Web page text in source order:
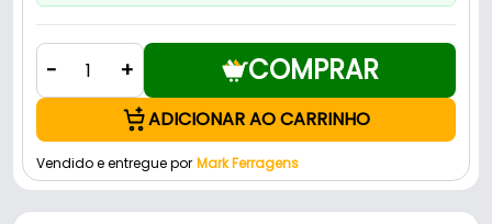
- + COMPRAR
ADICIONAR AO CARRINHO
Vendido e entregue por Mark Ferragens